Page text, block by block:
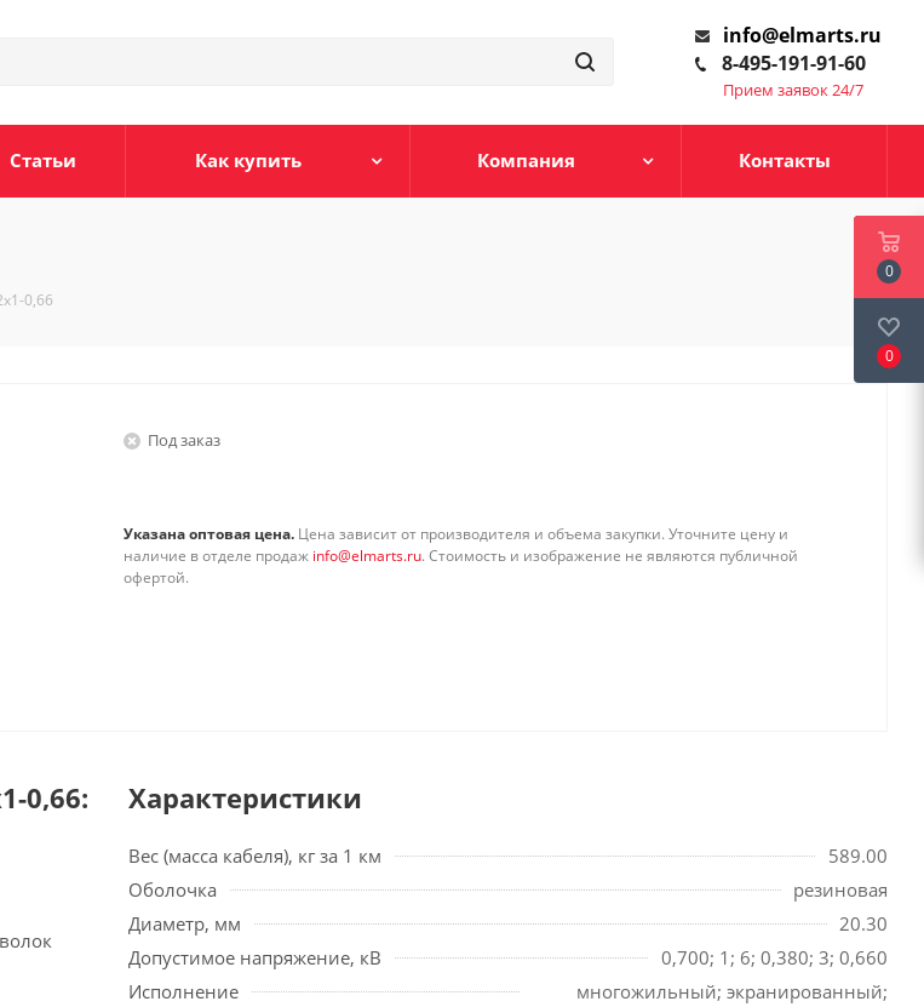
info@elmarts.ru
8-495-191-91-60
Прием заявок 24/7
Статьи Как купить Компания Контакты
0,66
Под заказ
Указана оптовая цена. Цена зависит от производителя и объема закупки. Уточните цену и
наличие в отделе продаж info@elmarts.ru. Стоимость и изображение не являются публичной
офертой.
0,66: Характеристики
Вес (масса кабеля), кг за 1 км
589.00
Оболочка
резиновая
Диаметр, мм
20.30
Допустимое напряжение, кВ
0,700; 1; 6; 0,380; 3; 0,660
Исполнение
многожильный; экранированный;
0
0